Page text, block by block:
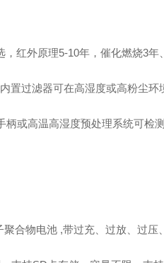
红外原理5-10年，催化燃烧3年
置过滤器可在高湿度或高粉尘环
或高温高湿度预处理系统可检
合物电池 ,带过充、过放、过压